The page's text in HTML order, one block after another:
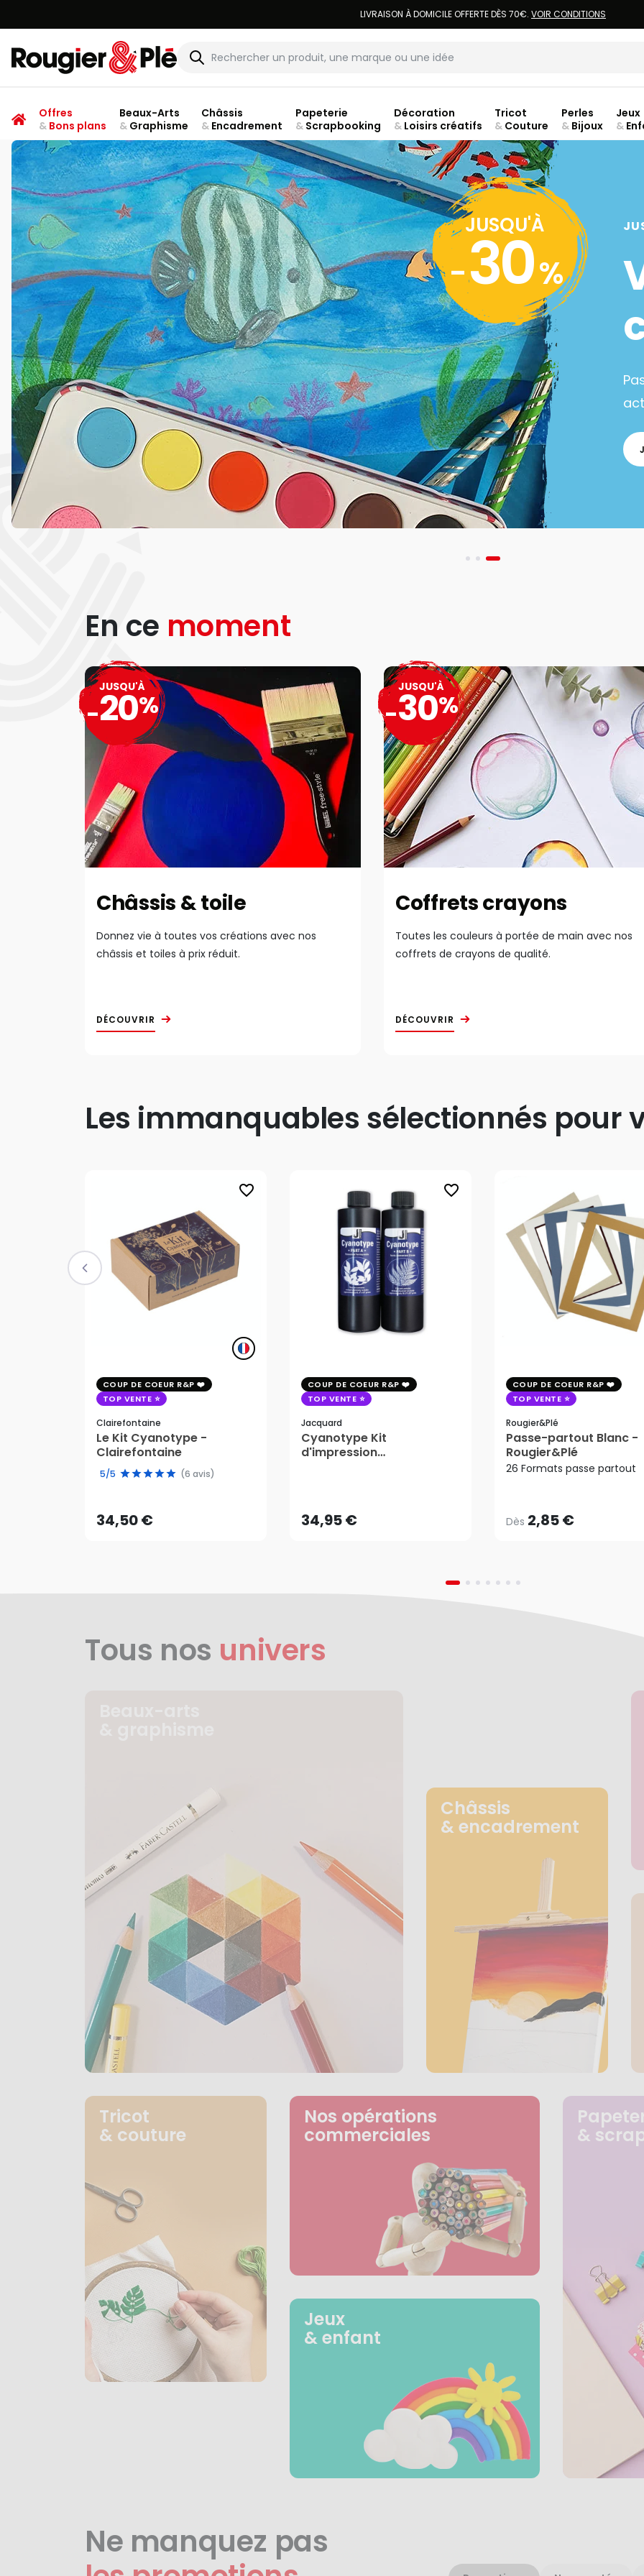
LIVRAISON À DOMICILE OFFERTE DÈS 70€. VOIR CONDITIONS
Rougier & Plé
Offres
&Bons plans
Beaux-Arts
&Graphisme
Châssis
&Encadrement
Papeterie
&Scrapbooking
Décoration
&Loisirs créatifs
Tricot
& Couture
Perles
& Bijoux
Jeux
&
JUSQU'À
-30%
En ce moment
Châssis & toile
Donnez vie à toutes vos créations avec nos
châssis et toiles à prix réduit.
DÉCOUVRIR
JUSQU'À
-20%
Coffrets crayons
Toutes les couleurs à portée de main avec nos
coffrets de crayons de qualité.
DÉCOUVRIR
JUSQU'À
-30%
Les immanquables sélectionnés pour
favorite_border
COUP DE COEUR R&P
TOP VENTE
Clairefontaine
Le Kit Cyanotype -
Clairefontaine
5/5 (6 avis)
34,50 €
34,50 €
AJOUTER AU PANIER
favorite_border
COUP DE COEUR R&P
TOP VENTE
Jacquard
Cyanotype Kit
d'impression
34,95 €AJOUTER AU PANIER
COUP DE COEUR R&P
TOP VENTE
Rougier&plé
Passe-partout Blanc -
Rougier&Plé
26 Formats passe partout
Dès 2,85 €
Dès2,85 €
Tous nos univers
Châssis
& encadrement
Tricot
& couture
Nos opérations
commerciales
Jeux
& enfant
&
Ne manquez pas